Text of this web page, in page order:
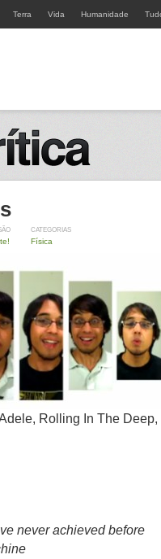
Terra Vida Humanidade
CATEGORIAS
Física
Rolling In The Deep,
never achieved before